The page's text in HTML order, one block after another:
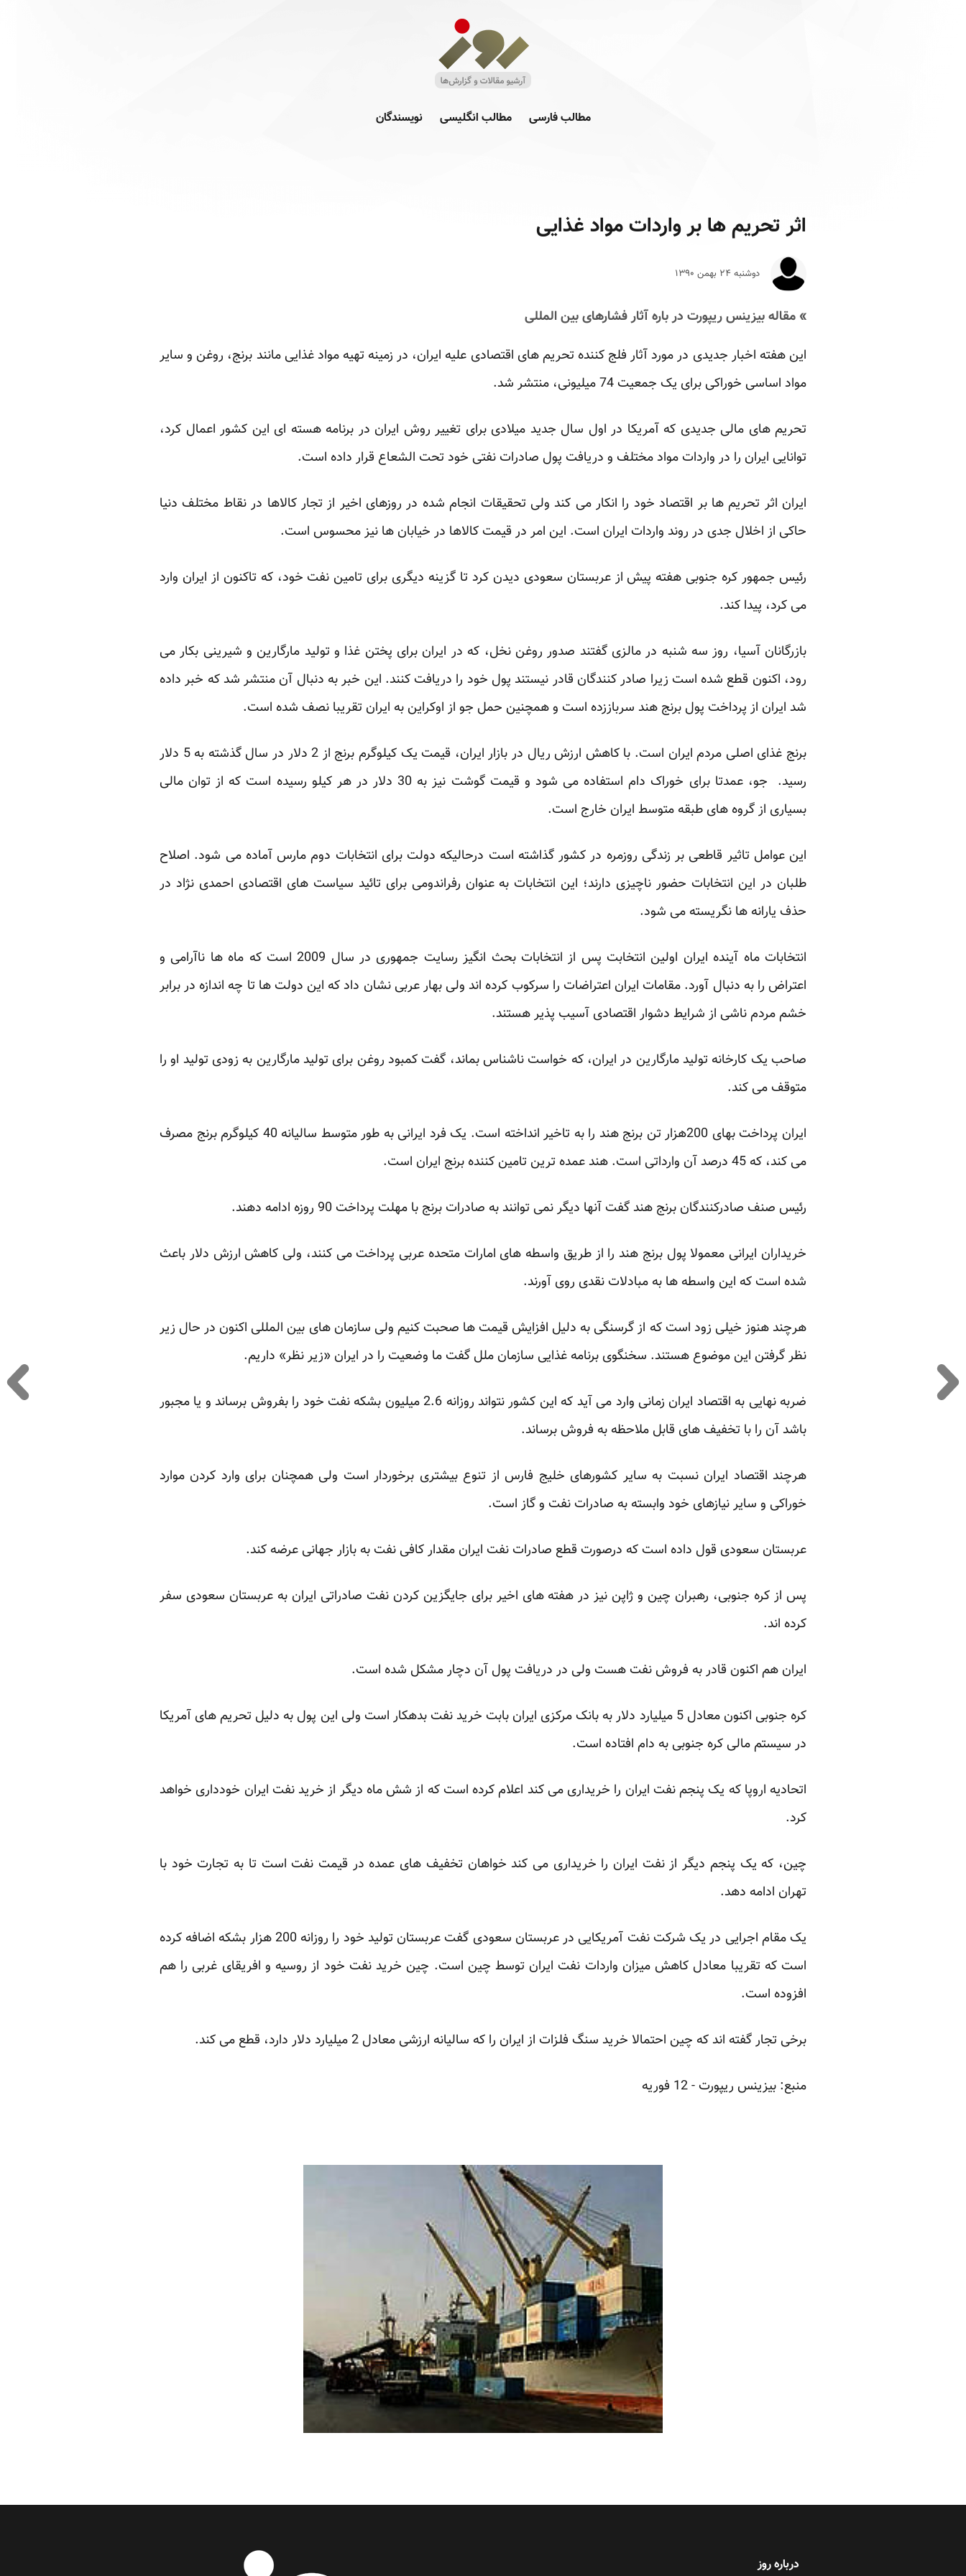
مطالب فارسی مطالب انگلیسی نویسندگان
اثر تحریم ها بر واردات مواد غذایی
دوشنبه ۲۴ بهمن ۱۳۹۰
» مقاله بیزینس ریپورت در باره آثار فشارهای بین المللی
این هفته اخبار جدیدی در مورد آثار فلج کننده تحریم های اقتصادی علیه ایران، در زمینه تهیه مواد غذایی مانند برنج، روغن و سایر
مواد اساسی خوراکی برای یک جمعیت 74 میلیونی، منتشر شد.
تحریم های مالی جدیدی که آمریکا در اول سال جدید میلادی برای تغییر روش ایران در برنامه هسته ای این کشور اعمال کرد،
توانایی ایران را در واردات مواد مختلف و دریافت پول صادرات نفتی خود تحت الشعاع قرار داده است.
ایران اثر تحریم ها بر اقتصاد خود را انکار می کند ولی تحقیقات انجام شده در روزهای اخیر از تجار کالاها در نقاط مختلف دنیا
حاکی از اخلال جدی در روند واردات ایران است. این امر در قیمت کالاها در خیابان ها نیز محسوس است.
رئیس جمهور کره جنوبی هفته پیش از عربستان سعودی دیدن کرد تا گزینه دیگری برای تامین نفت خود، که تاکنون از ایران وارد
می کرد، پیدا کند.
بازرگانان آسیا، روز سه شنبه در مالزی گفتند صدور روغن نخل، که در ایران برای پختن غذا و تولید مارگارین و شیرینی بکار می
رود، اکنون قطع شده است زیرا صادر کنندگان قادر نیستند پول خود را دریافت کنند. این خبر به دنبال آن منتشر شد که خبر داده
شد ایران از پرداخت پول برنج هند سرباززده است و همچنین حمل جو از اوکراین به ایران تقریبا نصف شده است.
برنج غذای اصلی مردم ایران است. با کاهش ارزش ریال در بازار ایران، قیمت یک کیلوگرم برنج از 2 دلار در سال گذشته به 5 دلار
رسید. جو، عمدتا برای خوراک دام استفاده می شود و قیمت گوشت نیز به 30 دلار در هر کیلو رسیده است که از توان مالی
بسیاری از گروه های طبقه متوسط ایران خارج است.
این عوامل تاثیر قاطعی بر زندگی روزمره در کشور گذاشته است درحالیکه دولت برای انتخابات دوم مارس آماده می شود. اصلاح
طلبان در این انتخابات حضور ناچیزی دارند؛ این انتخابات به عنوان رفراندومی برای تائید سیاست های اقتصادی احمدی نژاد در
حذف یارانه ها نگریسته می شود.
انتخابات ماه آینده ایران اولین انتخابت پس از انتخابات بحث انگیز رسایت جمهوری در سال 2009 است که ماه ها ناآرامی و
اعتراض را به دنبال آورد. مقامات ایران اعتراضات را سرکوب کرده اند ولی بهار عربی نشان داد که این دولت ها تا چه اندازه در برابر
خشم مردم ناشی از شرایط دشوار اقتصادی آسیب پذیر هستند.
صاحب یک کارخانه تولید مارگارین در ایران، که خواست ناشناس بماند، گفت کمبود روغن برای تولید مارگارین به زودی تولید او را
متوقف می کند.
ایران پرداخت بهای 200هزار تن برنج هند را به تاخیر انداخته است. یک فرد ایرانی به طور متوسط سالیانه 40 کیلوگرم برنج مصرف
می کند، که 45 درصد آن وارداتی است. هند عمده ترین تامین کننده برنج ایران است.
رئیس صنف صادرکنندگان برنج هند گفت آنها دیگر نمی توانند به صادرات برنج با مهلت پرداخت 90 روزه ادامه دهند.
خریداران ایرانی معمولا پول برنج هند را از طریق واسطه های امارات متحده عربی پرداخت می کنند، ولی کاهش ارزش دلار باعث
شده است که این واسطه ها به مبادلات نقدی روی آورند.
هرچند هنوز خیلی زود است که از گرسنگی به دلیل افزایش قیمت ها صحبت کنیم ولی سازمان های بین المللی اکنون در حال زیر
نظر گرفتن این موضوع هستند. سخنگوی برنامه غذایی سازمان ملل گفت ما وضعیت را در ایران «زیر نظر» داریم.
ضربه نهایی به اقتصاد ایران زمانی وارد می آید که این کشور نتواند روزانه 2.6 میلیون بشکه نفت خود را بفروش برساند و یا مجبور
باشد آن را با تخفیف های قابل ملاحظه به فروش برساند.
هرچند اقتصاد ایران نسبت به سایر کشورهای خلیج فارس از تنوع بیشتری برخوردار است ولی همچنان برای وارد کردن موارد
خوراکی و سایر نیازهای خود وابسته به صادرات نفت و گاز است.
عربستان سعودی قول داده است که درصورت قطع صادرات نفت ایران مقدار کافی نفت به بازار جهانی عرضه کند.
پس از کره جنوبی، رهبران چین و ژاپن نیز در هفته های اخیر برای جایگزین کردن نفت صادراتی ایران به عربستان سعودی سفر
کرده اند.
ایران هم اکنون قادر به فروش نفت هست ولی در دریافت پول آن دچار مشکل شده است.
کره جنوبی اکنون معادل 5 میلیارد دلار به بانک مرکزی ایران بابت خرید نفت بدهکار است ولی این پول به دلیل تحریم های آمریکا
در سیستم مالی کره جنوبی به دام افتاده است.
اتحادیه اروپا که یک پنجم نفت ایران را خریداری می کند اعلام کرده است که از شش ماه دیگر از خرید نفت ایران خودداری خواهد
کرد.
چین، که یک پنجم دیگر از نفت ایران را خریداری می کند خواهان تخفیف های عمده در قیمت نفت است تا به تجارت خود با
تهران ادامه دهد.
یک مقام اجرایی در یک شرکت نفت آمریکایی در عربستان سعودی گفت عربستان تولید خود را روزانه 200 هزار بشکه اضافه کرده
است که تقریبا معادل کاهش میزان واردات نفت ایران توسط چین است. چین خرید نفت خود از روسیه و افریقای غربی را هم
افزوده است.
برخی تجار گفته اند که چین احتمالا خرید سنگ فلزات از ایران را که سالیانه ارزشی معادل 2 میلیارد دلار دارد، قطع می کند.
منبع: بیزینس ریپورت - 12 فوریه
درباره روز